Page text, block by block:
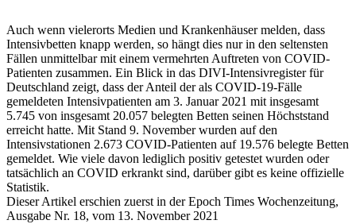
Auch wenn vielerorts Medien und Krankenhäuser melden, dass
Intensivbetten knapp werden, so hängt dies nur in den seltensten
Fällen unmittelbar mit einem vermehrten Auftreten von COVID-
Patienten zusammen. Ein Blick in das DIVI-Intensivregister für
Deutschland zeigt, dass der Anteil der als COVID-19-Fälle
gemeldeten Intensivpatienten am 3. Januar 2021 mit insgesamt
5.745 von insgesamt 20.057 belegten Betten seinen Höchststand
erreicht hatte. Mit Stand 9. November wurden auf den
Intensivstationen 2.673 COVID-Patienten auf 19.576 belegte Betten
gemeldet. Wie viele davon lediglich positiv getestet wurden oder
tatsächlich an COVID erkrankt sind, darüber gibt es keine offizielle
Statistik.
Dieser Artikel erschien zuerst in der Epoch Times Wochenzeitung,
Ausgabe Nr. 18, vom 13. November 2021